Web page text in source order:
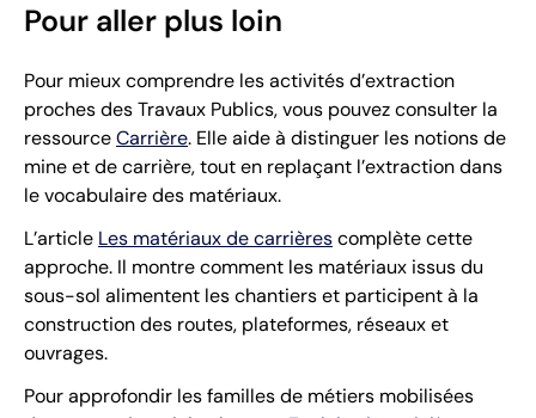
Pour aller plus loin
Pour mieux comprendre les activités d’extraction
proches des Travaux Publics, vous pouvez consulter la
ressourceCarrière. Elle aide à distinguer les notions de
mine et de carrière, tout en replaçant l’extraction dans
le vocabulaire des matériaux.
L’article Les matériaux de carrièrescomplète cette
approche. Il montre comment les matériaux issus du
sous-sol alimentent les chantiers et participent à la
construction des routes, plateformes, réseaux et
ouvrages.
Pour approfondir les familles de métiers mobilisées